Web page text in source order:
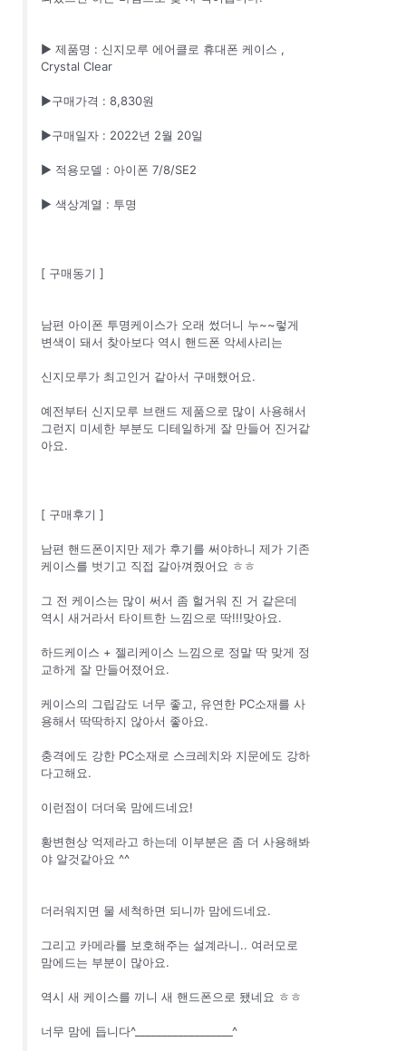
▶ 제품명 : 신지모루 에어클로 휴대폰 케이스 ,
Crystal Clear
▶구매가격 : 8,830원
▶구매일자 : 2022년 2월 20일
▶ 적용모델 : 아이폰 7/8/SE2
▶ 색상계열 : 투명
[ 구매동기 ]
남편 아이폰 투명케이스가 오래 썼더니 누~~렇게
변색이 돼서 찾아보다 역시 핸드폰 악세사리는
신지모루가 최고인거 같아서 구매했어요.
예전부터 신지모루 브랜드 제품으로 많이 사용해서
그런지 미세한 부분도 디테일하게 잘 만들어 진거같
아요.
[ 구매후기 ]
남편 핸드폰이지만 제가 후기를 써야하니 제가 기존
케이스를 벗기고 직접 갈아껴줬어요 ㅎㅎ
그 전 케이스는 많이 써서 좀 헐거워 진 거 같은데
역시 새거라서 타이트한 느낌으로 딱!!!맞아요.
하드케이스 + 젤리케이스 느낌으로 정말 딱 맞게 정
교하게 잘 만들어졌어요.
케이스의 그립감도 너무 좋고, 유연한 PC소재를 사
용해서 딱딱하지 않아서 좋아요.
충격에도 강한 PC소재로 스크레치와 지문에도 강하
다고해요.
이런점이 더더욱 맘에드네요!
황변현상 억제라고 하는데 이부분은 좀 더 사용해봐
야 알것같아요 ^^
더러워지면 물 세척하면 되니까 맘에드네요.
그리고 카메라를 보호해주는 설계라니.. 여러모로
맘에드는 부분이 많아요.
역시 새 케이스를 끼니 새 핸드폰으로 됐네요 ㅎㅎ
너무 맘에 듭니다^__________________^